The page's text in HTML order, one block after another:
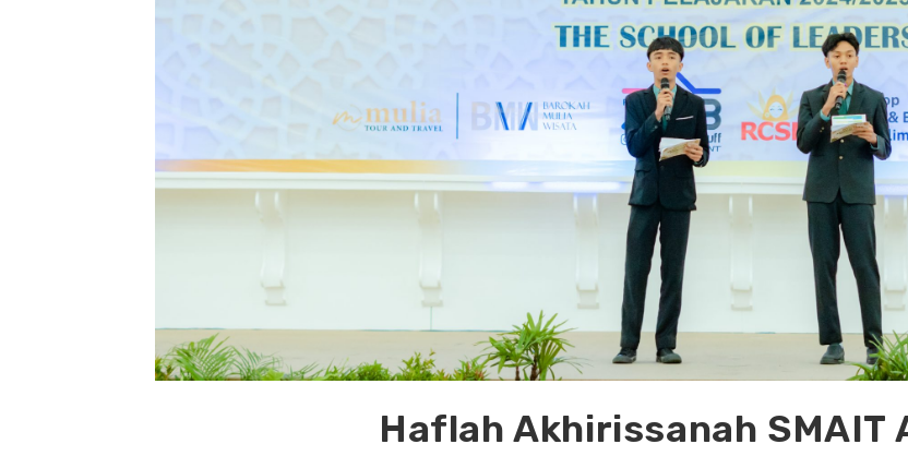
Haflah Akhirissanah SMAIT